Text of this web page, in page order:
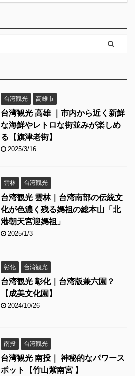
台湾観光 高雄市
台湾観光 高雄 ｜市内から近く新鮮
な海鮮やレトロな街並みが楽しめ
る【旗津老街】
2025/3/16
雲林 台湾観光
台湾観光 雲林｜台湾南部の伝統文
化が色濃く残る媽祖の総本山「北
港朝天宮迎媽祖」
2025/1/3
彰化 台湾観光
台湾観光 彰化｜台湾版兼六園？
【成美文化園】
2024/10/26
南投 台湾観光
台湾観光 南投｜ 神秘的なパワース
ポット【竹山紫南宮 】